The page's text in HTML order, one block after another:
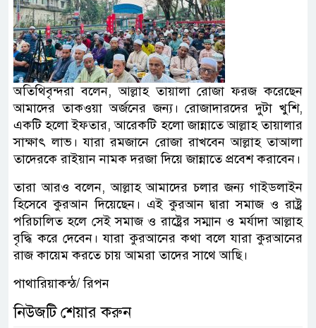
অতিথিবৃন্দরা বলেন, আল্লাহ তায়ালা রোজা ফরজ করেছেন
আমাদের তাকওয়া অর্জনের জন্য। রোজাদারদের দুটা খুশি,
একটি হলো ইফতার, আরেকটি হলো জান্নাতে আল্লাহ তায়ালার
সাক্ষাৎ লাভ। যারা রমজানে রোজা রাখবেন আল্লাহ তাআলা
তাদেরকে রাইয়ান নামক দরজা দিয়ে জান্নাতে প্রবেশ করাবেন।
তারা আরও বলেন, আল্লাহ আমাদের চলার জন্য গাইডলাইন
হিসেবে কুরআন দিয়েছেন। এই কুরআন দ্বারা সমাজ ও রাষ্ট্র
পরিচালিত হলে সেই সমাজ ও রাষ্ট্রের সম্মান ও মর্যাদা আল্লাহ
বৃদ্ধি করে দেবেন। যারা কুরআনের কথা বলে যারা কুরআনের
রাজ কায়েম করতে চায় আমরা তাদের সাথে আছি।
পাথারিয়াকন্ঠ/ রিপন
নিউজটি শেয়ার করুন